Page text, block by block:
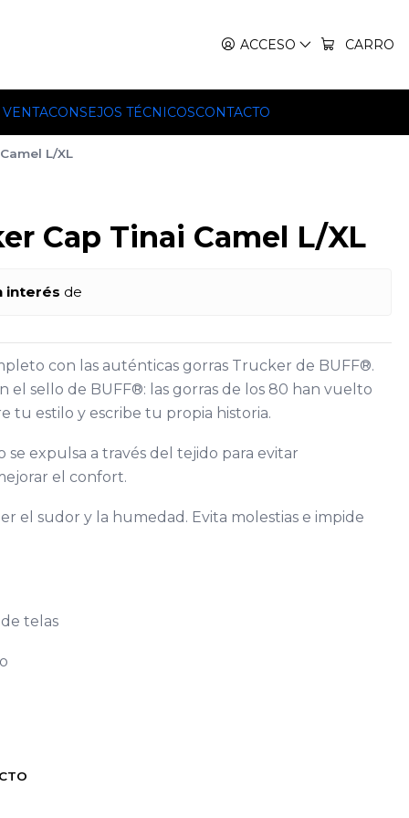
ACCESO CARRO
CONSEJOS TÉCNICOSCONTACTO
L/XL
Cap Tinai Camel L/XL
interés de
con las auténticas gorras Trucker de BUFF®.
el sello de BUFF®: las gorras de los 80 han vuelto
tu estilo y escribe tu propia historia.
expulsa a través del tejido para evitar
el confort.
el sudor y la humedad. Evita molestias e impide
telas